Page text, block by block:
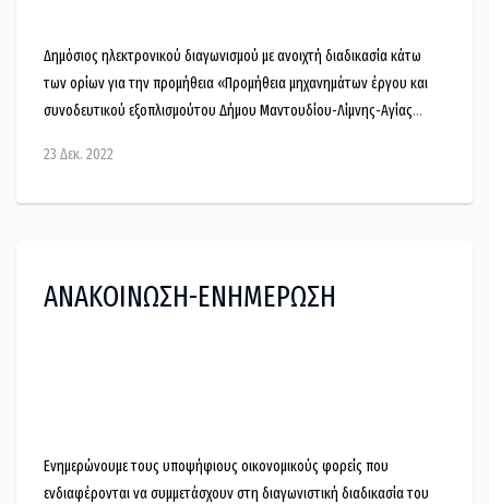
Δημόσιος ηλεκτρονικού διαγωνισμού με ανοιχτή διαδικασία κάτω
των ορίων για την προμήθεια «Προμήθεια μηχανημάτων έργου και
συνοδευτικού εξοπλισμούτου Δήμου Μαντουδίου-Λίμνης-Αγίας
23 Δεκ. 2022
ΑΝΑΚΟΙΝΩΣΗ-ΕΝΗΜΕΡΩΣΗ
Ενημερώνουμε τους υποψήφιους οικονομικούς φορείς που
ενδιαφέρονται να συμμετάσχουν στη διαγωνιστική διαδικασία του